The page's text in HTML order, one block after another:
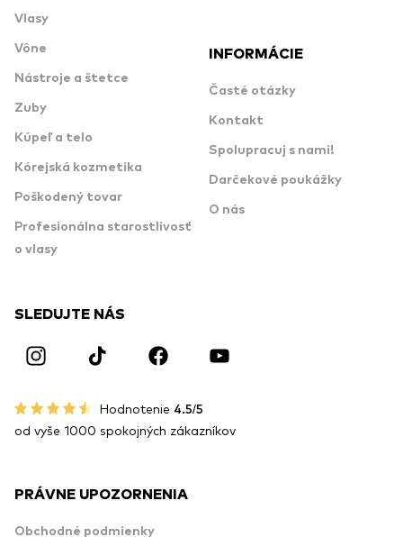
Vlasy
Vône
Nástroje a štetce
Zuby
Kúpeľ a telo
Kórejská kozmetika
Poškodený tovar
Profesionálna starostlivosť
o vlasy
INFORMÁCIE
Časté otázky
Kontakt
Spolupracuj s nami!
Darčekové poukážky
O nás
SLEDUJTE NÁS
Hodnotenie 4.5/5
od vyše 1000 spokojných zákazníkov
PRÁVNE UPOZORNENIA
Obchodné podmienky